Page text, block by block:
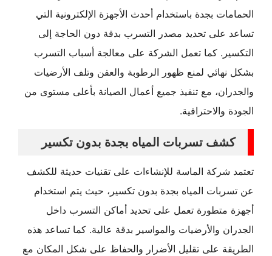
الحمامات بجدة باستخدام أحدث الأجهزة الإلكترونية التي
تساعد على تحديد مصدر التسرب بدقة دون الحاجة إلى
التكسير. كما تعمل الشركة على معالجة أسباب التسرب
بشكل نهائي لمنع ظهور الرطوبة والعفن وتلف الأرضيات
والجدران، مع تنفيذ جميع أعمال الصيانة بأعلى مستوى من
الجودة والاحترافية.
كشف تسربات المياه بجدة بدون تكسير
تعتمد شركة الماسة للإنشاءات على تقنيات حديثة للكشف
عن تسربات المياه بجدة بدون تكسير، حيث يتم استخدام
أجهزة متطورة تعمل على تحديد أماكن التسرب داخل
الجدران والأرضيات والمواسير بدقة عالية. كما تساعد هذه
الطريقة على تقليل الأضرار والحفاظ على شكل المكان مع